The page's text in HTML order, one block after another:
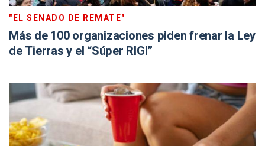
"EL SENADO DE REMATE"
Más de 100 organizaciones piden frenar la Ley
de Tierras y el “Súper RIGI”